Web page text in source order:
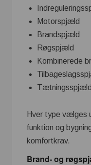
Motorspjæld
Brandspjæld
Røgspjæld
Kombinerede
Tætningsspjæld
Hver type vælges
funktion og
komfortkrav.
Brand- og